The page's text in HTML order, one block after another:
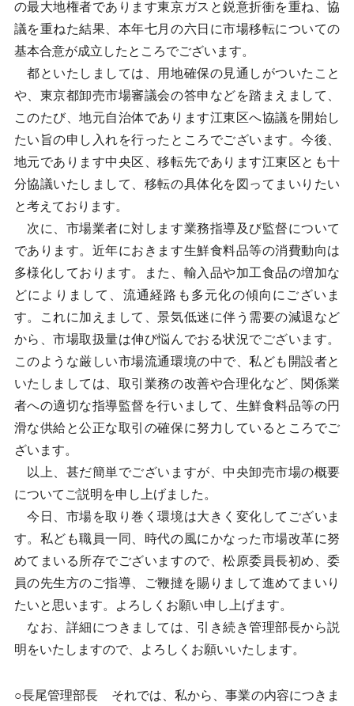
の最大地権者であります東京ガスと鋭意折衝を重ね、協
議を重ねた結果、本年七月の六日に市場移転についての
基本合意が成立したところでございます。
都といたしましては、用地確保の見通しがついたこと
や、東京都卸売市場審議会の答申などを踏まえまして、
このたび、地元自治体であります江東区へ協議を開始し
たい旨の申し入れを行ったところでございます。今後、
地元であります中央区、移転先であります江東区とも十
分協議いたしまして、移転の具体化を図ってまいりたい
と考えております。
次に、市場業者に対します業務指導及び監督について
であります。近年におきます生鮮食料品等の消費動向は
多様化しております。また、輸入品や加工食品の増加な
どによりまして、流通経路も多元化の傾向にございま
す。これに加えまして、景気低迷に伴う需要の減退など
から、市場取扱量は伸び悩んでおる状況でございます。
このような厳しい市場流通環境の中で、私ども開設者と
いたしましては、取引業務の改善や合理化など、関係業
者への適切な指導監督を行いまして、生鮮食料品等の円
滑な供給と公正な取引の確保に努力しているところでご
ざいます。
以上、甚だ簡単でございますが、中央卸売市場の概要
についてご説明を申し上げました。
今日、市場を取り巻く環境は大きく変化してございま
す。私ども職員一同、時代の風にかなった市場改革に努
めてまいる所存でございますので、松原委員長初め、委
員の先生方のご指導、ご鞭撻を賜りまして進めてまいり
たいと思います。よろしくお願い申し上げます。
なお、詳細につきましては、引き続き管理部長から説
明をいたしますので、よろしくお願いいたします。
○長尾管理部長 それでは、私から、事業の内容につきま